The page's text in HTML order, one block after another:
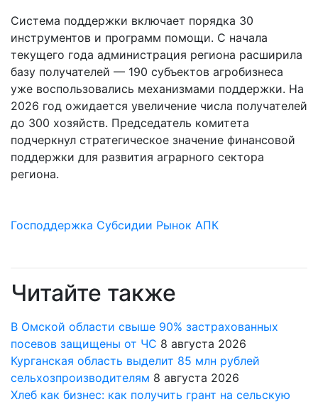
Система поддержки включает порядка 30
инструментов и программ помощи. С начала
текущего года администрация региона расширила
базу получателей — 190 субъектов агробизнеса
уже воспользовались механизмами поддержки. На
2026 год ожидается увеличение числа получателей
до 300 хозяйств. Председатель комитета
подчеркнул стратегическое значение финансовой
поддержки для развития аграрного сектора
региона.
Господдержка Субсидии Рынок АПК
Читайте также
В Омской области свыше 90% застрахованных
посевов защищены от ЧС 8 августа 2026
Курганская область выделит 85 млн рублей
сельхозпроизводителям 8 августа 2026
Хлеб как бизнес: как получить грант на сельскую